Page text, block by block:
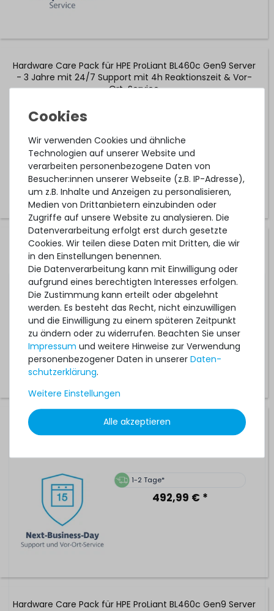
Hardware Care Pack für HPE ProLiant BL460c Gen9 Server
- 3 Jahre mit 24/7 Support mit 4h Reaktionszeit & Vor-
Ort-Service
1.484,99 € *
Hardware Care Pack für HPE ProLiant BL460c Gen9 Server
- 2 Jahre mit Pickup & Return Service
1-2 Tage*
194,99 € *
Hardware Care Pack für HPE ProLiant BL460c Gen9 Server
- 3 Jahre mit Next-Business-Day Support und 5x9 Vor-
1-2 Tage*
492,99 € *
Hardware Care Pack für HPE ProLiant BL460c Gen9 Server
Wir verwenden Cookies und ähnliche
Technologien auf unserer Website und
verarbeiten personenbezogene Daten von
Besucher:innen unserer Webseite (z.B. IP-Adresse),
um z.B. Inhalte und Anzeigen zu personalisieren,
Medien von Drittanbietern einzubinden oder
Zugriffe auf unsere Website zu analysieren. Die
Datenverarbeitung erfolgt erst durch gesetzte
Cookies. Wir teilen diese Daten mit Dritten, die wir
in den Einstellungen benennen.
Die Datenverarbeitung kann mit Einwilligung oder
aufgrund eines berechtigten Interesses erfolgen.
Die Zustimmung kann erteilt oder abgelehnt
werden. Es besteht das Recht, nicht einzuwilligen
und die Einwilligung zu einem späteren Zeitpunkt
zu ändern oder zu widerrufen. Beachten Sie unser
Impressum und weitere Hinweise zur Verwendung
personenbezogener Daten in unserer Daten­
schutz­erklärung.
Weitere Einstellungen
Alle akzeptieren